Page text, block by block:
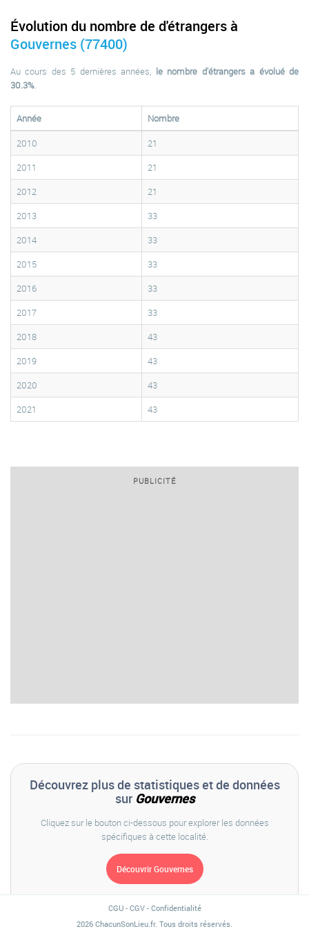
Évolution du nombre de d'étrangers à
Gouvernes (77400)
Au cours des 5 dernières années, le nombre d'étrangers a évolué de
30.3%.
Année
Nombre
2010
21
2011
21
2012
21
2013
33
2014
33
2015
33
2016
33
2017
33
2018
43
2019
43
2020
43
2021
43
PUBLICITÉ
Découvrez plus de statistiques et de données
sur Gouvernes
Cliquez sur le bouton ci-dessous pour explorer les données
spécifiques à cette localité.
CGU- CGV- Confidentialité
2026 ChacunSonLieu.fr. Tous droits réservés.